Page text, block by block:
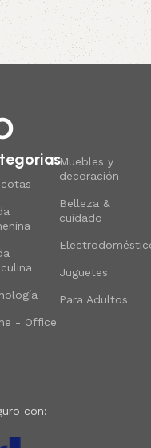
- Office
Muebles y
decoración
Belleza &
cuidado
Juguetes
Para Adultos
con: